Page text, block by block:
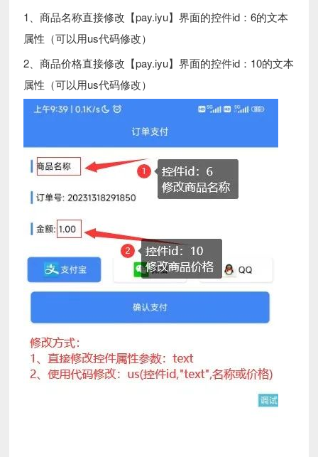
1、商品名称直接修改【pay.iyu】界面的控件id：6的文本
属性（可以用us代码修改）
2、商品价格直接修改【pay.iyu】界面的控件id：10的文本
属性（可以用us代码修改）